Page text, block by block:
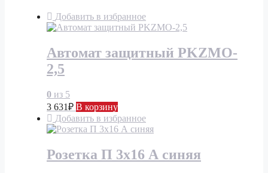
Добавить в избранное
Автомат защитный PKZMO-
2,5
0 из 5
3 631₽ В корзину
Добавить в избранное
Розетка П 3х16 А синяя